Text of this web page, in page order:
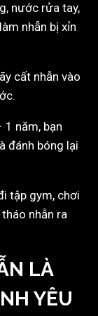
nước rửa tay,
nhẫn bị xỉn
cất nhẫn vào
1 năm, bạn
đánh bóng lại
tập gym, chơi
nhẫn ra
LÀ
YÊU